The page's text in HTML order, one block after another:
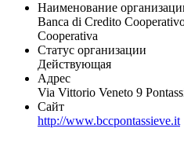
Наименование
Banca di Credito
Cooperativa
Статус организации
Действующая
Адрес
Via Vittorio Veneto 9
Сайт
http://www.bccpontassieve.it